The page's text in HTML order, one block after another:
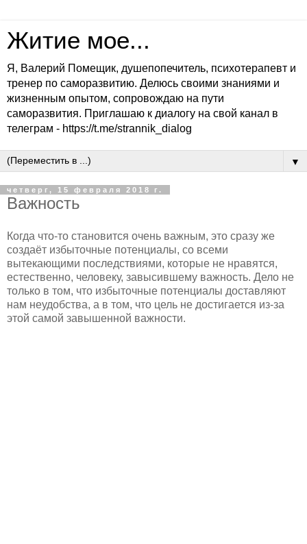
Житие мое...
Я, Валерий Помещик, душепопечитель, психотерапевт и
тренер по саморазвитию. Делюсь своими знаниями и
жизненным опытом, сопровождаю на пути
саморазвития. Приглашаю к диалогу на свой канал в
телеграм - https://t.me/strannik_dialog
▼
четверг, 15 февраля 2018 г.
Важность
Когда что-то становится очень важным, это сразу же
создаёт избыточные потенциалы, со всеми
вытекающими последствиями, которые не нравятся,
естественно, человеку, завысившему важность. Дело не
только в том, что избыточные потенциалы доставляют
нам неудобства, а в том, что цель не достигается из-за
этой самой завышенной важности.